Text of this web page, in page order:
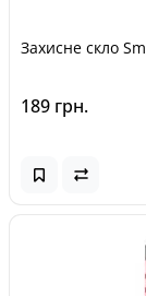
Захисне скло
189 грн.